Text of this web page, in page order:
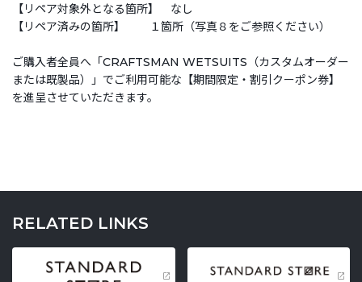
【リペア対象外となる箇所】 なし
【リペア済みの箇所】 １箇所（写真８をご参照ください）
ご購入者全員へ「CRAFTSMAN WETSUITS（カスタムオーダー
または既製品）」でご利用可能な【期間限定・割引クーポン券】
を進呈させていただきます。
RELATED LINKS